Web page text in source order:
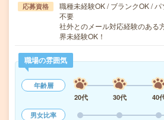
応募資格
職種未経験OK / ブランクOK /
不要
社外とのメール対応経験のある
界未経験OK！
職場の雰囲気
年齢層
20代
30代 40
男女比率